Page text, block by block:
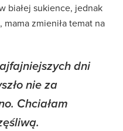
białej sukience, jednak
mama zmieniła temat na
dni
nie za
Chciałam